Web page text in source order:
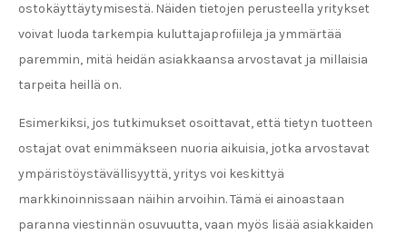
ostokäyttäytymisestä. Näiden tietojen perusteella yritykset
voivat luoda tarkempia kuluttajaprofiileja ja ymmärtää
paremmin, mitä heidän asiakkaansa arvostavat ja millaisia
tarpeita heillä on.
Esimerkiksi, jos tutkimukset osoittavat, että tietyn tuotteen
ostajat ovat enimmäkseen nuoria aikuisia, jotka arvostavat
ympäristöystävällisyyttä, yritys voi keskittyä
markkinoinnissaan näihin arvoihin. Tämä ei ainoastaan
paranna viestinnän osuvuutta, vaan myös lisää asiakkaiden